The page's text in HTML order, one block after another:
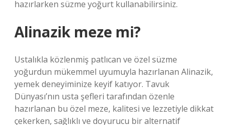
hazırlarken süzme yoğurt kullanabilirsiniz.
Alinazik meze mi?
Ustalıkla közlenmiş patlıcan ve özel süzme
yoğurdun mükemmel uyumuyla hazırlanan Alinazik,
yemek deneyiminize keyif katıyor. Tavuk
Dünyası’nın usta şefleri tarafından özenle
hazırlanan bu özel meze, kalitesi ve lezzetiyle dikkat
çekerken, sağlıklı ve doyurucu bir alternatif